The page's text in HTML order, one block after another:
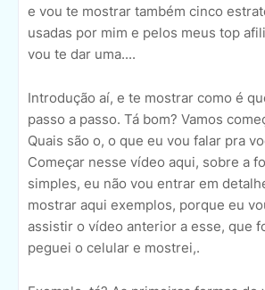
e vou te mostrar também cinco
usadas por mim e pelos meus top
vou te dar uma....
Introdução aí, e te mostrar como é
passo a passo. Tá bom? Vamos
Quais são o, o que eu vou falar pra
Começar nesse vídeo aqui, sobre a
simples, eu não vou entrar em
mostrar aqui exemplos, porque eu
assistir o vídeo anterior a esse, que
peguei o celular e mostrei,.